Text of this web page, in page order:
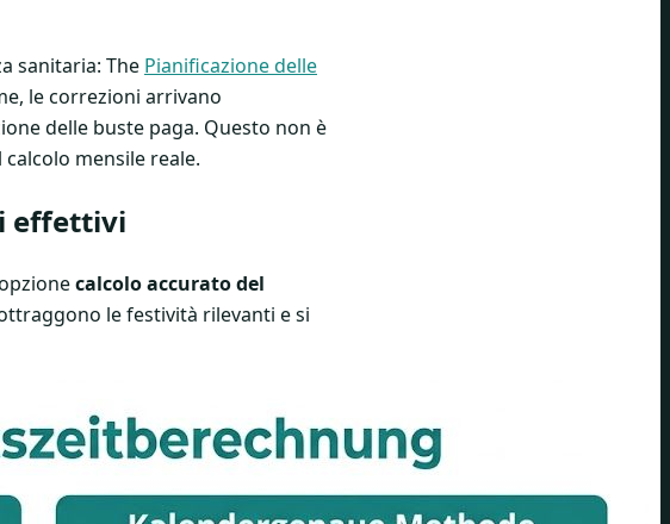
sanitaria: The Pianificazione delle
le correzioni arrivano
delle buste paga. Questo non è
mensile reale.
effettivi
calcolo accurato del
le festività rilevanti e si